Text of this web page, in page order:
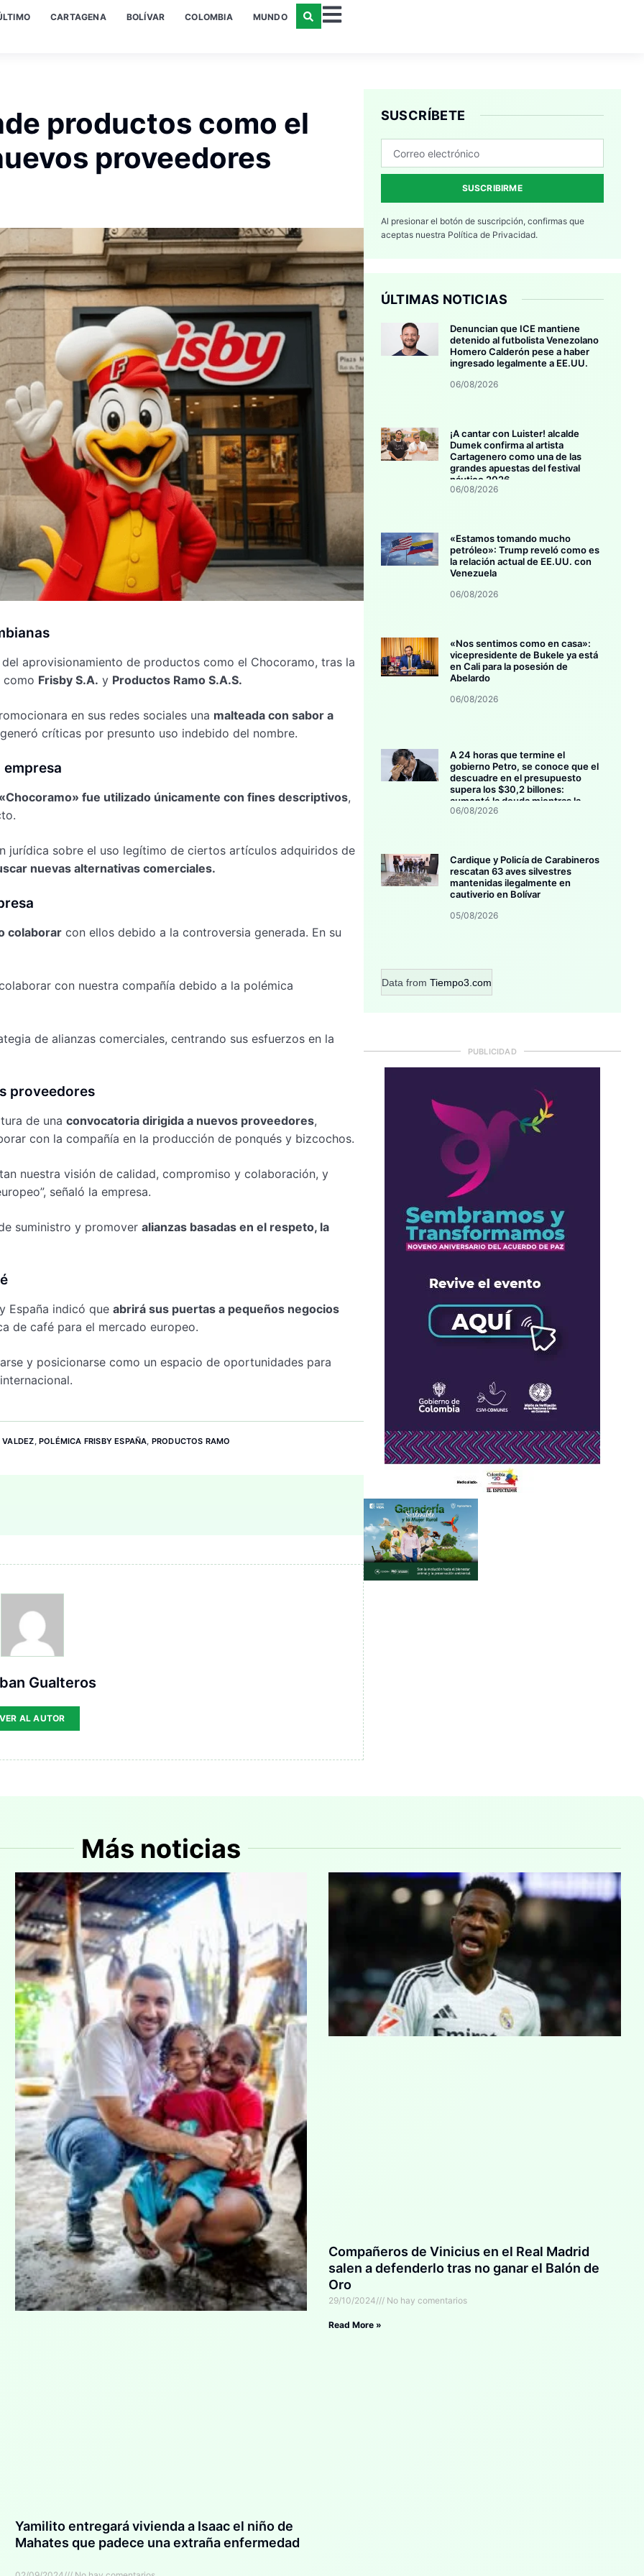
CARTAGENA BOLÍVAR COLOMBIA MUNDO
productos como el
proveedores
aprovisionamiento de productos como el Chocoramo, tras la
como Frisby S.A. y Productos Ramo S.A.S.
en sus redes sociales una malteada con sabor a
críticas por presunto uso indebido del nombre.
fue utilizado únicamente con fines descriptivos,
jurídica sobre el uso legítimo de ciertos artículos adquiridos de
nuevas alternativas comerciales.
colaborar con ellos debido a la controversia generada. En su
con nuestra compañía debido a la polémica
de alianzas comerciales, centrando sus esfuerzos en la
proveedores
de una convocatoria dirigida a nuevos proveedores,
con la compañía en la producción de ponqués y bizcochos.
nuestra visión de calidad, compromiso y colaboración, y
señaló la empresa.
suministro y promover alianzas basadas en el respeto, la
España indicó que abrirá sus puertas a pequeños negocios
de café para el mercado europeo.
y posicionarse como un espacio de oportunidades para
, POLÉMICA FRISBY ESPAÑA, PRODUCTOS RAMO
Gualteros
VER AL AUTOR
SUSCRÍBETE
SUSCRIBIRME
Al presionar el botón de suscripción, confirmas que
aceptas nuestra Política de Privacidad.
ÚLTIMAS NOTICIAS
Denuncian que ICE mantiene
detenido al futbolista Venezolano
Homero Calderón pese a haber
ingresado legalmente a EE.UU.
06/08/2026
¡A cantar con Luister! alcalde
Dumek confirma al artista
Cartagenero como una de las
grandes apuestas del festival
náutico 2026
06/08/2026
«Estamos tomando mucho
petróleo»: Trump reveló como es
la relación actual de EE.UU. con
Venezuela
06/08/2026
«Nos sentimos como en casa»:
vicepresidente de Bukele ya está
en Cali para la posesión de
Abelardo
06/08/2026
A 24 horas que termine el
gobierno Petro, se conoce que el
descuadre en el presupuesto
supera los $30,2 billones:
aumentó la deuda mientras la
inversión se estanca
06/08/2026
Cardique y Policía de Carabineros
rescatan 63 aves silvestres
mantenidas ilegalmente en
cautiverio en Bolívar
05/08/2026
Data from Tiempo3.com
PUBLICIDAD
Más noticias
Yamilito entregará vivienda a Isaac el niño de
Mahates que padece una extraña enfermedad
Compañeros de Vinicius en el Real Madrid
salen a defenderlo tras no ganar el Balón de
Oro
29/10/2024 No hay comentarios
Read More »